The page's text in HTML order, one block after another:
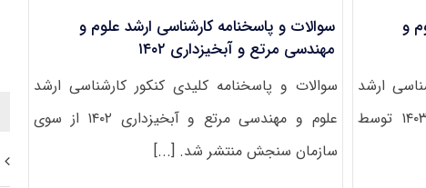
و
ارشد
علوم و مهندسی مرتع و آبخیزداری ۱۴۰۳ توسط
سوالات و پاسخنامه کارشناسی ارشد ﻋﻠﻮم و
ﻣﻬﻨﺪسی ﻣﺮﺗﻊ و آﺑﺨﻴﺰداری ۱۴۰۲
سوالات و پاسخنامه کلیدی کنکور کارشناسی ارشد
ﻋﻠﻮم و ﻣﻬﻨﺪسی ﻣﺮﺗﻊ و آﺑﺨﻴﺰداری ۱۴۰۲ از سوی
سازمان سنجش منتشر شد. [...]